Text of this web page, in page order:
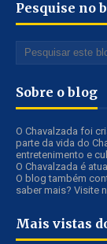
Pesquise no
Sobre o blog
O Chavalzada foi
parte da vida do
entretenimento e
O Chavalzada é
O blog também
saber mais? Visite
Mais vistas